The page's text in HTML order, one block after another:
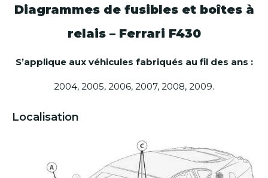
Diagrammes de fusibles et boîtes à
relais – Ferrari F430
S’applique aux véhicules fabriqués au fil des ans :
2004, 2005, 2006, 2007, 2008, 2009.
Localisation